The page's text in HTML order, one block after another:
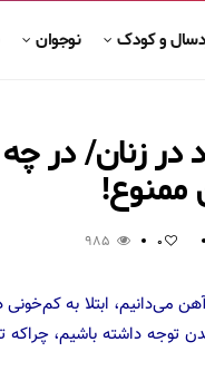
و کودک نوجوان
زنان/ در
ممنوع!
0
985
ابتلا به کم‌خونی
توجه داشته باشیم، چراکه